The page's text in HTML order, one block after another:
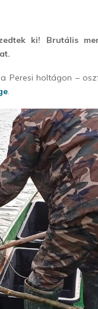
ki! Brutális
Peresi holtágon –
.